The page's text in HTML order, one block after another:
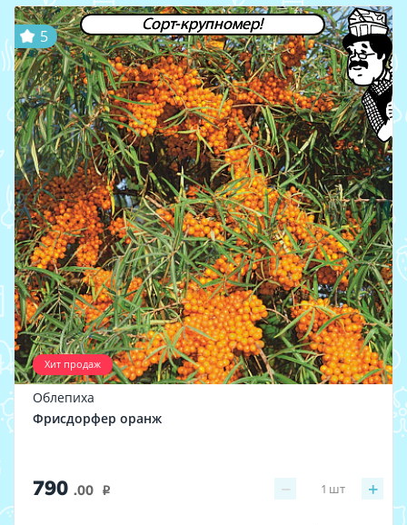
Сорт-крупномер!
Хит продаж
5
Облепиха
Фрисдорфер оранж
790 .00 i − +
1 шт